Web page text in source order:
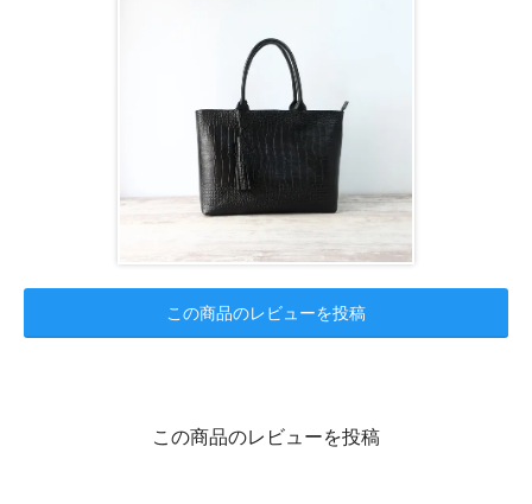
この商品のレビューを投稿
この商品のレビューを投稿